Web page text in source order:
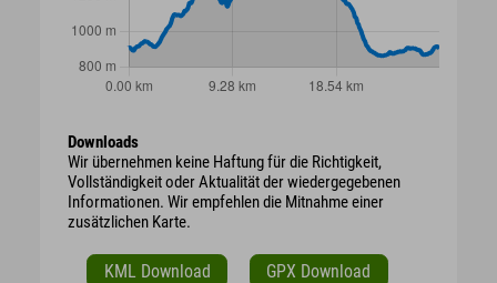
Downloads
Wir übernehmen keine Haftung für die Richtigkeit,
Vollständigkeit oder Aktualität der wiedergegebenen
Informationen. Wir empfehlen die Mitnahme einer
zusätzlichen Karte.
KML Download GPX Download